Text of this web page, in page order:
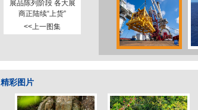
<<上一图集
精彩图片